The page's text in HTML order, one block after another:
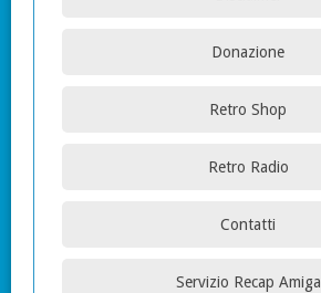
Donazione
Retro Shop
Retro Radio
Contatti
Servizio Recap Amiga